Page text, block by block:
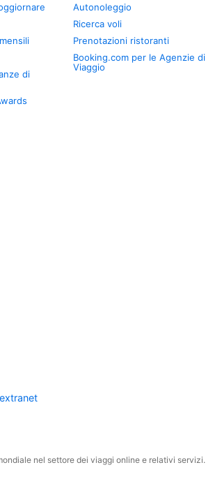
di
Autonoleggio
Ricerca voli
Prenotazioni ristoranti
Booking.com per le Agenzie di
Viaggio
nel settore dei viaggi online e relativi servizi.